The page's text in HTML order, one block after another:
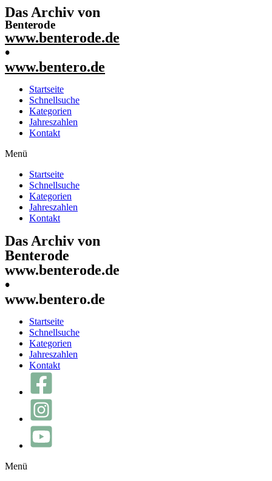
Das Archiv von
Benterode
www.benterode.de
•
www.bentero.de
Startseite
Schnellsuche
Kategorien
Jahreszahlen
Kontakt
Menü
Startseite
Schnellsuche
Kategorien
Jahreszahlen
Kontakt
Das Archiv von
Benterode
www.benterode.de
•
www.bentero.de
Startseite
Schnellsuche
Kategorien
Jahreszahlen
Kontakt
Menü